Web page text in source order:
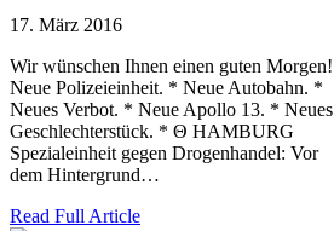
17. März 2016
Wir wünschen Ihnen einen guten Morgen!
Neue Polizeieinheit. * Neue Autobahn. *
Neues Verbot. * Neue Apollo 13. * Neues
Geschlechterstück. * Θ HAMBURG
Spezialeinheit gegen Drogenhandel: Vor
dem Hintergrund…
Read Full Article